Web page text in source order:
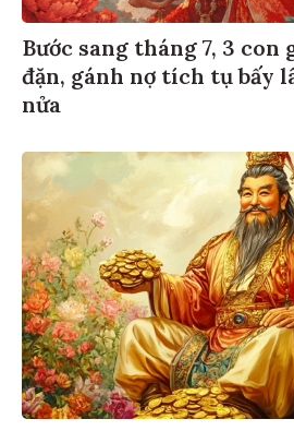
Bước sang tháng 7, 3 con
đặn, gánh nợ tích tụ bấy
nửa